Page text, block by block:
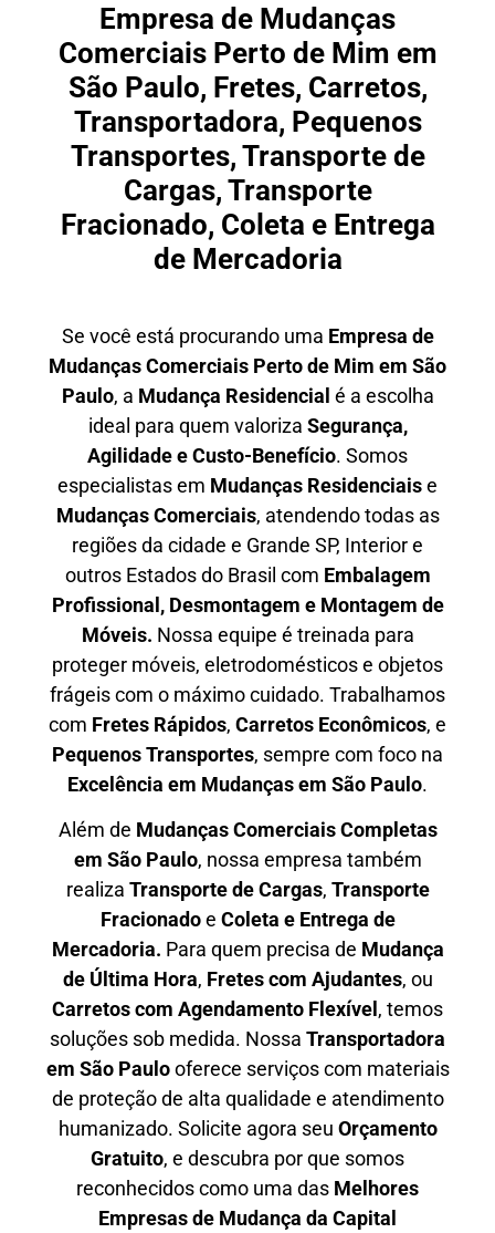
Empresa de Mudanças
Comerciais Perto de Mim em
São Paulo, Fretes, Carretos,
Transportadora, Pequenos
Transportes, Transporte de
Cargas, Transporte
Fracionado, Coleta e Entrega
de Mercadoria
Se você está procurando uma Empresa de
Mudanças Comerciais Perto de Mim em São
Paulo, a Mudança Residencial é a escolha
ideal para quem valoriza Segurança,
Agilidade e Custo-Benefício. Somos
especialistas em Mudanças Residenciaise
Mudanças Comerciais, atendendo todas as
regiões da cidade e Grande SP, Interior e
outros Estados do Brasil com Embalagem
Profissional, Desmontagem e Montagem de
Móveis. Nossa equipe é treinada para
proteger móveis, eletrodomésticos e objetos
frágeis com o máximo cuidado. Trabalhamos
com Fretes Rápidos, Carretos Econômicos, e
Pequenos Transportes, sempre com foco na
Excelência em Mudanças em São Paulo.
Além de Mudanças Comerciais Completas
em São Paulo, nossa empresa também
realiza Transporte de Cargas, Transporte
Fracionadoe Coleta e Entrega de
Mercadoria. Para quem precisa de Mudança
de Última Hora, Fretes com Ajudantes, ou
Carretos com Agendamento Flexível , temos
soluções sob medida. Nossa Transportadora
em São Paulooferece serviços com materiais
de proteção de alta qualidade e atendimento
humanizado. Solicite agora seu Orçamento
Gratuito, e descubra por que somos
reconhecidos como uma das Melhores
Empresas de Mudança da Capital